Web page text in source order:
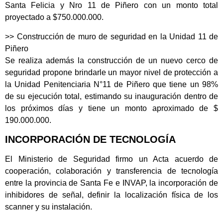
Santa Felicia y Nro 11 de Piñero con un monto total
proyectado a $750.000.000.
>> Construcción de muro de seguridad en la Unidad 11 de
Piñero
Se realiza además la construcción de un nuevo cerco de
seguridad propone brindarle un mayor nivel de protección a
la Unidad Penitenciaria N°11 de Piñero que tiene un 98%
de su ejecución total, estimando su inauguración dentro de
los próximos días y tiene un monto aproximado de $
190.000.000.
INCORPORACIÓN DE TECNOLOGÍA
El Ministerio de Seguridad firmo un Acta acuerdo de
cooperación, colaboración y transferencia de tecnología
entre la provincia de Santa Fe e INVAP, la incorporación de
inhibidores de señal, definir la localización física de los
scanner y su instalación.